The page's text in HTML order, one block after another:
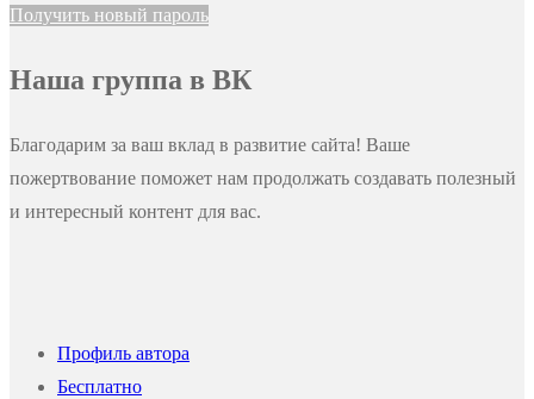
Получить новый пароль
Наша группа в ВК
Благодарим за ваш вклад в развитие сайта! Ваше
пожертвование поможет нам продолжать создавать полезный
и интересный контент для вас.
Профиль автора
Бесплатно